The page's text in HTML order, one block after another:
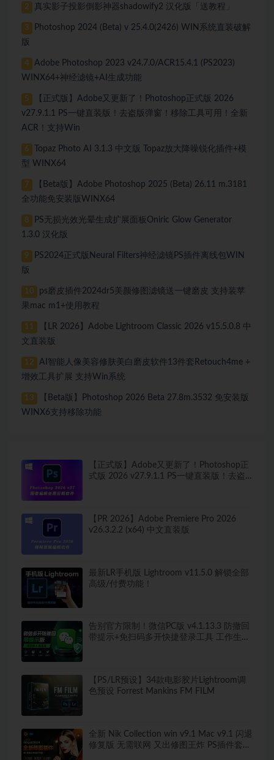
2 真实影子投影倒影神器shadowify2 汉化版「送教程」
3
Photoshop 2024 (Beta) v 25.4.0(2426) WIN系统直装破解
版
4
Adobe Photoshop 2023 v24.7.0/ACR15.4.1 (PS2023)
WINX64+神经滤镜+AI生成功能
5
【正式版】Adobe又更新了！Photoshop正式版 2026
v27.9.1.1 PS一键直装版！去盗版弹窗！移除工具可用！全新
ACR！支持Win
6
Topaz Photo AI 3.1.3 中文版 Topaz放大降噪锐化插件+模
型 WINX64
7
【Beta版】Adobe Photoshop 2025 (Beta) 26.11 m.3181
全功能免安装版WINX64
8
PS无损光效光晕生成扩展面板Oniric Glow Generator
1.3.0 汉化版
9
PS2024正式版Neural Filters神经滤镜PS插件离线包WIN
版
10
ps磨皮插件2024dr5美颜修图滤镜送一键磨皮 支持装苹
果mac m1+使用教程
11
【LR 2026】Adobe Lightroom Classic 2026 v15.5.0.8 中
文直装版
12
AI智能人像美容修肤美白磨皮软件13件套Retouch4me +
增效工具扩展 支持Win系统
13
【Beta版】Photoshop 2026 Beta 27.8m.3532 免安装版
WINX6支持移除功能
【正式版】Adobe又更新了！Photoshop正
式版 2026 v27.9.1.1 PS一键直装版！去盗
【PR 2026】Adobe Premiere Pro 2026
v26.3.2.2 (x64) 中文直装版
最新LR手机版 Lightroom v11.5.0 解锁全部
高级/付费功能！
告别官方限制！微信PC版 v4.1.13.3 防撤回
带提示+免扫码多开快捷登录工具 工作生活
【PS/LR预设】34款电影胶片Lightroom调
色预设 Forrest Mankins FM FILM
全新 Nik Collection win v9.1 Mac v9.1 闪退
修复版 无需联网 又出修图王炸 PS插件套装